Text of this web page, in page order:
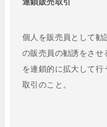
連鎖販売取引
個人を販売員として勧
の販売員の勧誘をさせ
を連鎖的に拡大して
取引のこと。